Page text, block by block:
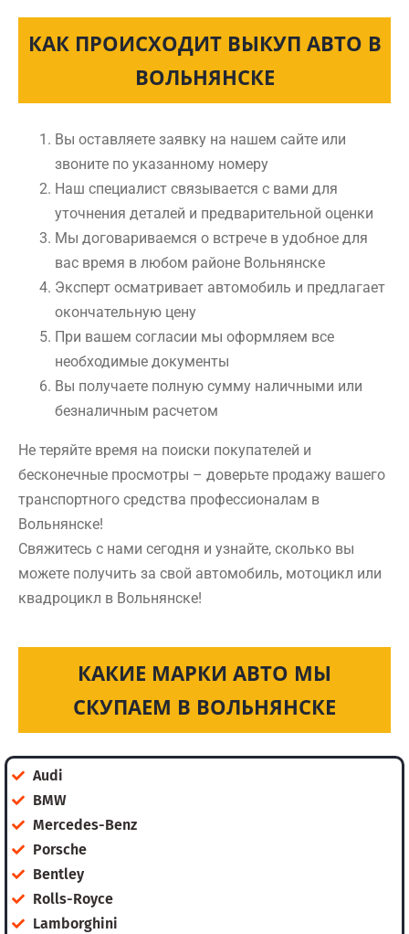
КАК ПРОИСХОДИТ ВЫКУП АВТО В
ВОЛЬНЯНСКЕ
Вы оставляете заявку на нашем сайте или
звоните по указанному номеру
Наш специалист связывается с вами для
уточнения деталей и предварительной оценки
Мы договариваемся о встрече в удобное для
вас время в любом районе Вольнянске
Эксперт осматривает автомобиль и предлагает
окончательную цену
При вашем согласии мы оформляем все
необходимые документы
Вы получаете полную сумму наличными или
безналичным расчетом
Не теряйте время на поиски покупателей и
бесконечные просмотры – доверьте продажу вашего
транспортного средства профессионалам в
Вольнянске!
Свяжитесь с нами сегодня и узнайте, сколько вы
можете получить за свой автомобиль, мотоцикл или
квадроцикл в Вольнянске!
КАКИЕ МАРКИ АВТО МЫ
СКУПАЕМ В ВОЛЬНЯНСКЕ
Audi
BMW
Mercedes-Benz
Porsche
Bentley
Rolls-Royce
Lamborghini